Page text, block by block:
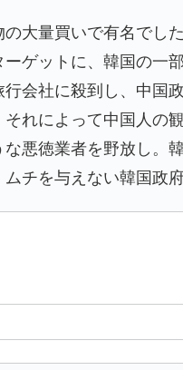
大量買いで有名でし
ゲットに、韓国の一
会社に殺到し、中国
れによって中国人の
悪徳業者を野放し。
チを与えない韓国政